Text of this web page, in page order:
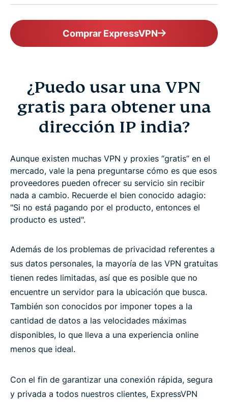
Comprar ExpressVPN
¿Puedo usar una VPN
gratis para obtener una
dirección IP india?
Aunque existen muchas VPN y proxies “gratis” en el
mercado, vale la pena preguntarse cómo es que esos
proveedores pueden ofrecer su servicio sin recibir
nada a cambio. Recuerde el bien conocido adagio:
"Si no está pagando por el producto, entonces el
producto es usted".
Además de los problemas de privacidad referentes a
sus datos personales, la mayoría de las VPN gratuitas
tienen redes limitadas, así que es posible que no
encuentre un servidor para la ubicación que busca.
También son conocidos por imponer topes a la
cantidad de datos a las velocidades máximas
disponibles, lo que lleva a una experiencia online
menos que ideal.
Con el fin de garantizar una conexión rápida, segura
y privada a todos nuestros clientes, ExpressVPN